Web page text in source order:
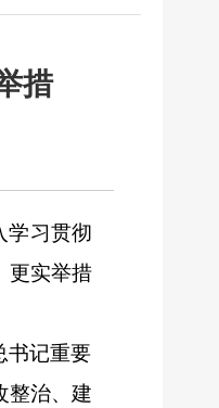
措
学习贯彻
更实举措
书记重要
整治、建